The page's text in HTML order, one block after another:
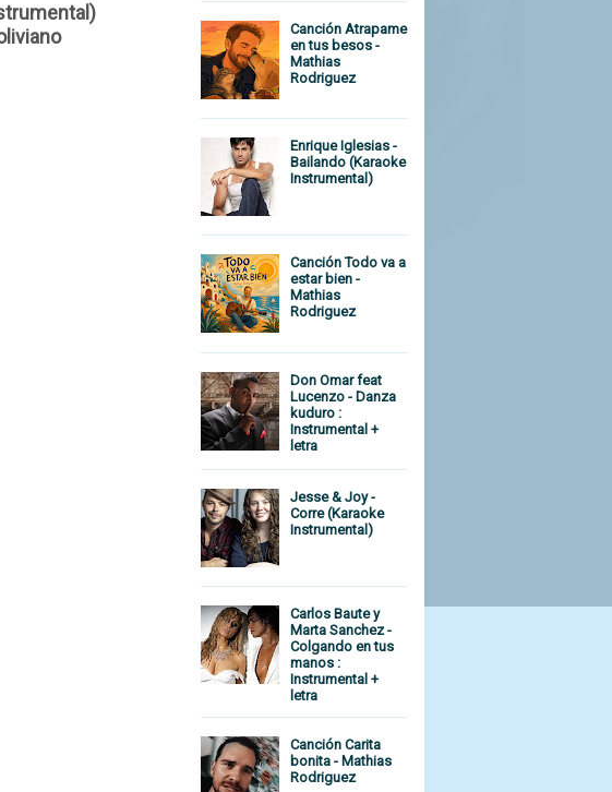
Canción Atrapame
en tus besos -
Mathias
Rodriguez
Enrique Iglesias -
Bailando (Karaoke
Instrumental)
Canción Todo va a
estar bien -
Mathias
Rodriguez
Don Omar feat
Lucenzo - Danza
kuduro :
Instrumental +
letra
Jesse & Joy -
Corre (Karaoke
Instrumental)
Carlos Baute y
Marta Sanchez -
Colgando en tus
manos :
Instrumental +
letra
Canción Carita
bonita - Mathias
Rodriguez